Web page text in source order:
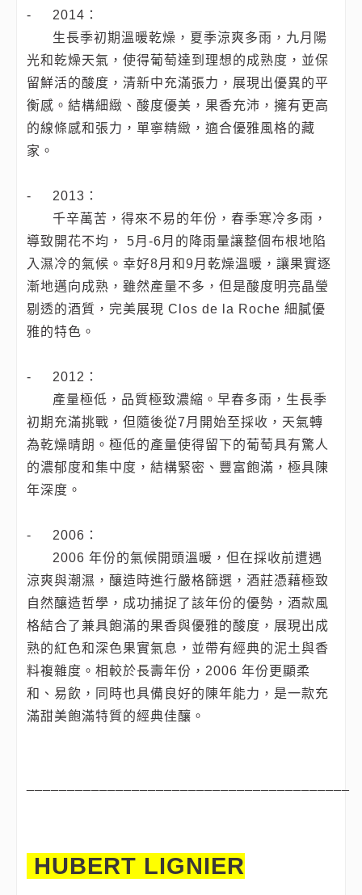
-
2014：
生長季初期溫暖乾燥，夏季涼爽多雨，九月陽
光和乾燥天氣，使得葡萄達到理想的成熟度，並保
留鮮活的酸度，清新中充滿張力，展現出優異的平
衡感。結構細緻、酸度優美，果香充沛，擁有更高
的線條感和張力，單寧精緻，適合優雅風格的藏
家。
-
2013：
千辛萬苦，得來不易的年份，春季寒冷多雨，
導致開花不均， 5月-6月的降雨量讓整個布根地陷
入濕冷的氣候。幸好8月和9月乾燥溫暖，讓果實逐
漸地邁向成熟，雖然產量不多，但是酸度明亮晶瑩
剔透的酒質，完美展現 Clos de la Roche 細膩優
雅的特色。
-
2012：
產量極低，品質極致濃縮。早春多雨，生長季
初期充滿挑戰，但隨後從7月開始至採收，天氣轉
為乾燥晴朗。極低的產量使得留下的葡萄具有驚人
的濃郁度和集中度，結構緊密、豐富飽滿，極具陳
年深度。
-
2006：
2006 年份的氣候開頭溫暖，但在採收前遭遇
涼爽與潮濕，釀造時進行嚴格篩選，酒莊憑藉極致
自然釀造哲學，成功捕捉了該年份的優勢，酒款風
格結合了兼具飽滿的果香與優雅的酸度，展現出成
熟的紅色和深色果實氣息，並帶有經典的泥土與香
料複雜度。相較於長壽年份，2006 年份更顯柔
和、易飲，同時也具備良好的陳年能力，是一款充
滿甜美飽滿特質的經典佳釀。
HUBERT LIGNIER